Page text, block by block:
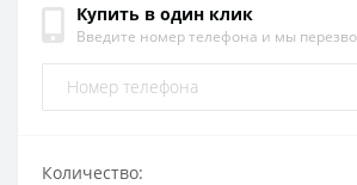
Купить в один клик
Введите номер телефона и мы
Количество: